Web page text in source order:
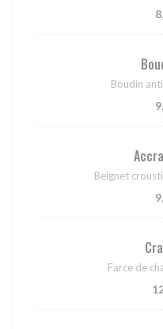
Boudin
Beignet
Farce de